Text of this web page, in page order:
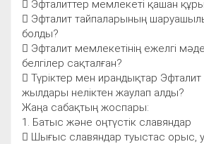
 Эфталиттер мемлекеті қашан
 Эфталит тайпаларының
болды?
 Эфталит мемлекетінің ежелгі
белгілер сақталған?
 Түріктер мен ирандықтар
жылдары неліктен жаулап алды?
Жаңа сабақтың жоспары:
1. Батыс және оңтүстік славяндар
 Шығыс славяндар туыстас орыс,